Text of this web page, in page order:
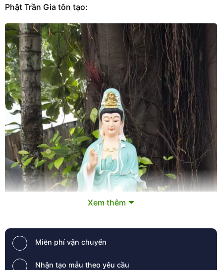
Phật Trần Gia tôn tạo:
Xem thêm
Miễn phí vận chuyển
Nhận tạo mẫu theo yêu cầu